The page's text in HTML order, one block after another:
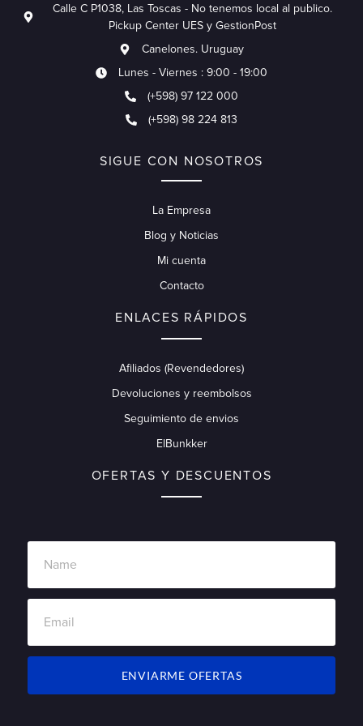
Calle C P1038, Las Toscas - No tenemos local al publico.
Pickup Center UES y GestionPost
Canelones. Uruguay
Lunes - Viernes : 9:00 - 19:00
(+598) 97 122 000
(+598) 98 224 813
SIGUE CON NOSOTROS
La Empresa
Blog y Noticias
Mi cuenta
Contacto
ENLACES RÁPIDOS
Afiliados (Revendedores)
Devoluciones y reembolsos
Seguimiento de envios
ElBunkker
OFERTAS Y DESCUENTOS
ENVIARME OFERTAS